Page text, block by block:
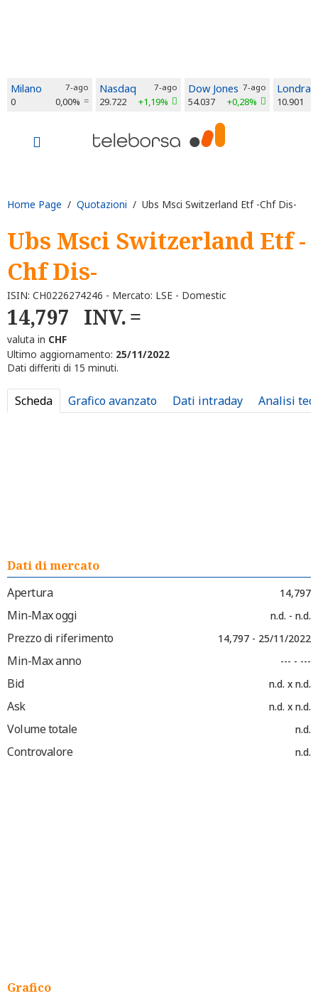
Milano 7-ago
0 0,00%
Nasdaq 7-ago
29.722 +1,19%
Dow Jones 7-ago
54.037 +0,28%
Londra
10.901
Home Page / Quotazioni / Ubs Msci Switzerland Etf -Chf Dis-
Ubs Msci Switzerland Etf -
Chf Dis-
ISIN: CH0226274246 - Mercato: LSE - Domestic
14,797 INV.
valuta in CHF
Ultimo aggiornamento: 25/11/2022
Dati differiti di 15 minuti.
Scheda Grafico avanzato Dati intraday Analisi
Dati di mercato
Apertura
14,797
Min-Max oggi n.d. - n.d.
Prezzo di riferimento 14,797 - 25/11/2022
Min-Max anno --- - ---
Bid n.d. x n.d.
Ask n.d. x n.d.
Volume totale n.d.
Controvalore n.d.
Grafico